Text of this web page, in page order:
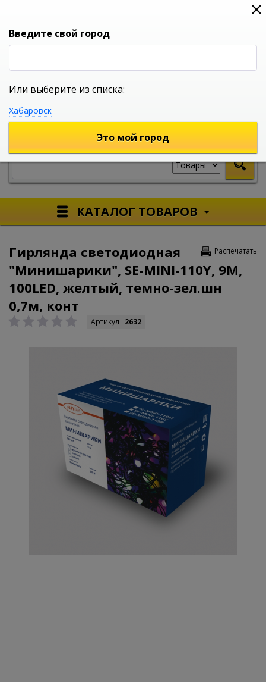
0
УНИВЕРСАЛЬНЫЙ ИНТЕРНЕТ МАГАЗИН
КАТАЛОГ ТОВАРОВ
Распечатать
Гирлянда светодиодная
"Минишарики", SE-MINI-110Y, 9М,
100LED, желтый, темно-зел.шн
0,7м, конт
Артикул : 2632
Введите свой город
Или выберите из списка:
Хабаровск
Это мой город